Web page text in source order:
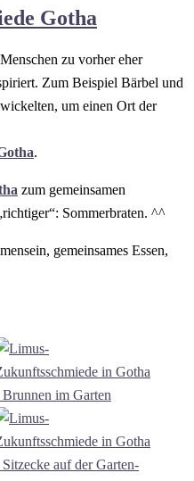
Gotha
zu vorher eher
Zum Beispiel Bärbel und
um einen Ort der
.
zum gemeinsamen
Sommerbraten. ^^
gemeinsames Essen,